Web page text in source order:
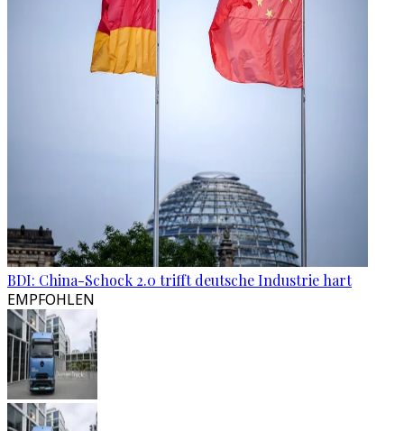
BDI: China-Schock 2.0 trifft deutsche Industrie hart
EMPFOHLEN